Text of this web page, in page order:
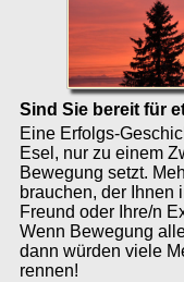
Sind Sie bereit für
Eine Erfolgs-
Esel, nur zu einem
Bewegung setzt.
brauchen, der Ihnen
Freund oder Ihre/n
Wenn Bewegung
dann würden viele
rennen!